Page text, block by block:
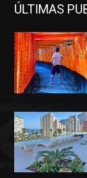
ÚLTIMAS